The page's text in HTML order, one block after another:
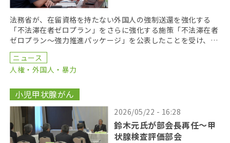
法務省が、在留資格を持たない外国人の強制送還を強化する
「不法滞在者ゼロプラン」をさらに強化する施策「不法滞在者
ゼロプラン〜強力推進パッケージ」を公表したことを受け、外
国人の人権問題に取り組む団体などでつくる「入管の民族差
[…]
ニュース
人権・外国人・暴力
小児甲状腺がん
2026/05/22 - 16:28
鈴木元氏が部会長再任〜甲
状腺検査評価部会